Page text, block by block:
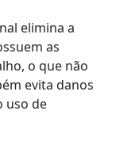
elimina a
as
o que não
evita danos
uso de